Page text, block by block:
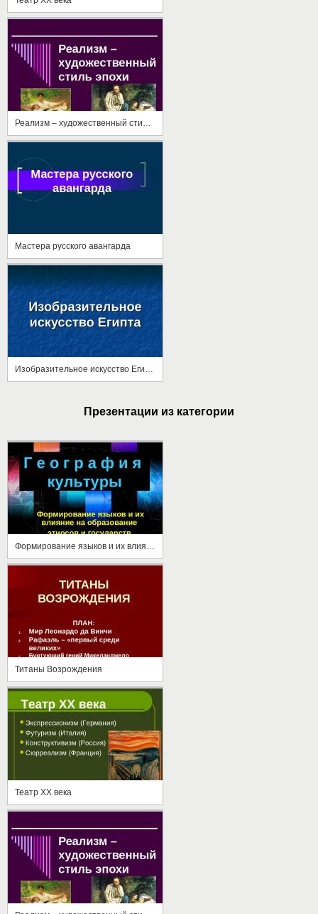
Мастера русского авангарда
Презентации из категории
Титаны Возрождения
Театр ХХ века